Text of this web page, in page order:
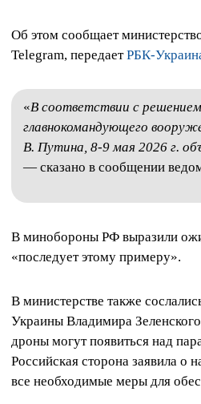
Об этом сообщает
Telegram, передаетРБК-
«В соответствии с решением
главнокомандующего
В. Путина, 8-9 мая 2026 г.
— сказано в сообщении
В минобороны РФ выразили
«последует этому примеру».
В министерстве также
Украины Владимира
дроны могут появиться над
Российская сторона заявила о
все необходимые меры для